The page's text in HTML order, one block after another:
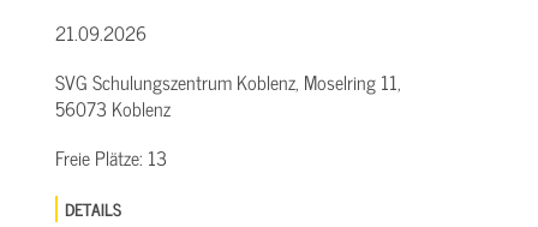
21.09.2026
SVG Schulungszentrum Koblenz, Moselring 11,
56073 Koblenz
Freie Plätze: 13
DETAILS